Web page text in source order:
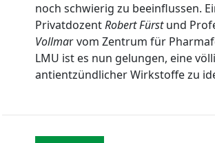
noch schwierig zu beeinflussen.
PrivatdozentRobert Fürstund
Vollmar vom Zentrum für
LMU ist es nun gelungen, eine
antientzündlicher Wirkstoffe zu